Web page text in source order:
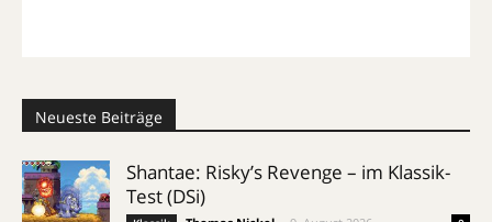
Neueste Beiträge
Shantae: Risky’s Revenge – im Klassik-
Test (DSi)